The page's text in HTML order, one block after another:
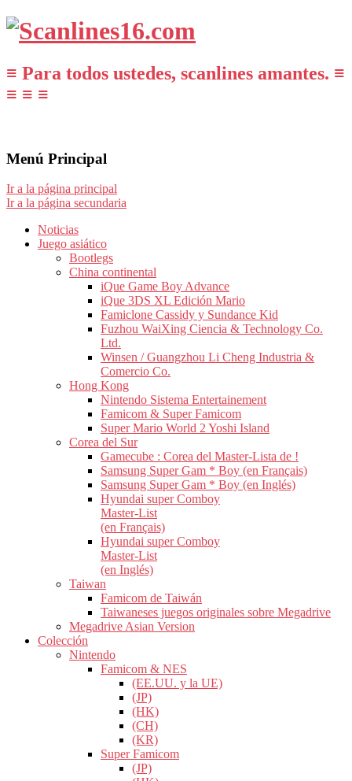
≡ Para todos ustedes, scanlines amantes. ≡
≡ ≡ ≡
Menú Principal
Ir a la página principal
Ir a la página secundaria
Noticias
Juego asiático
Bootlegs
China continental
iQue Game Boy Advance
iQue 3DS XL Edición Mario
Famiclone Cassidy y Sundance Kid
Fuzhou WaiXing Ciencia & Technology Co.
Ltd.
Winsen / Guangzhou Li Cheng Industria &
Comercio Co.
Hong Kong
Nintendo Sistema Entertainement
Famicom & Super Famicom
Super Mario World 2 Yoshi Island
Corea del Sur
Gamecube : Corea del Master-Lista de !
Samsung Super Gam * Boy (en Français)
Samsung Super Gam * Boy (en Inglés)
Hyundai super Comboy
Master-List
(en Français)
Hyundai super Comboy
Master-List
(en Inglés)
Taiwan
Famicom de Taiwán
Taiwaneses juegos originales sobre Megadrive
Megadrive Asian Version
Colección
Nintendo
Famicom & NES
(EE.UU. y la UE)
(JP)
(HK)
(CH)
(KR)
Super Famicom
(JP)